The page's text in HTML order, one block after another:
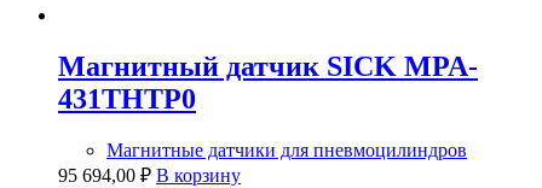
Магнитный датчик SICK MPA-
431THTP0
Магнитные датчики для пневмоцилиндров
95 694,00 ₽ В корзину